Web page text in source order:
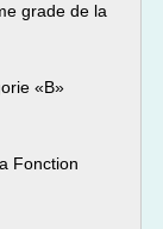
grade de la
«B»
Fonction